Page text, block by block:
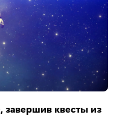
завершив квесты из